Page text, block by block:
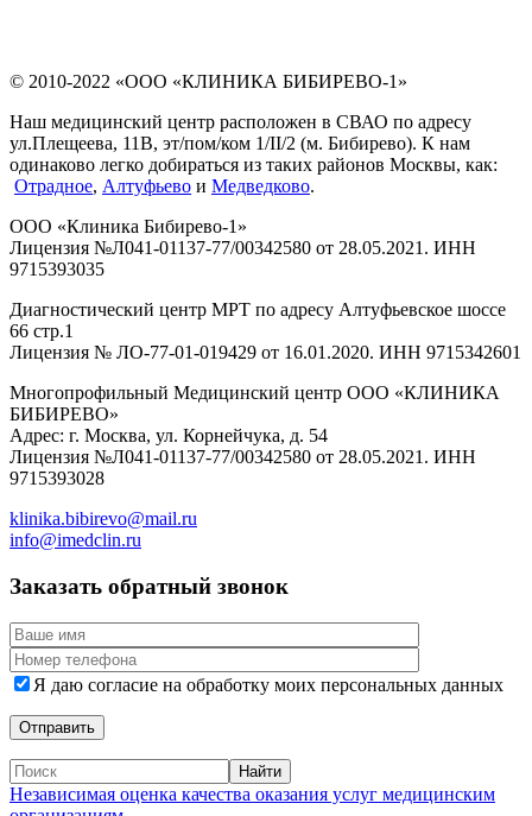
© 2010-2022 «ООО «КЛИНИКА БИБИРЕВО-1»
Наш медицинский центр расположен в СВАО по адресу
ул.Плещеева, 11В, эт/пом/ком 1/II/2 (м. Бибирево). К нам
одинаково легко добираться из таких районов Москвы, как:
Отрадное, Алтуфьево и Медведково.
ООО «Клиника Бибирево-1»
Лицензия №Л041-01137-77/00342580 от 28.05.2021. ИНН
9715393035
Диагностический центр МРТ по адресу Алтуфьевское шоссе
66 стр.1
Лицензия № ЛО-77-01-019429 от 16.01.2020. ИНН 9715342601
Многопрофильный Медицинский центр ООО «КЛИНИКА
БИБИРЕВО»
Адрес: г. Москва, ул. Корнейчука, д. 54
Лицензия №Л041-01137-77/00342580 от 28.05.2021. ИНН
9715393028
klinika.bibirevo@mail.ru
info@imedclin.ru
Заказать обратный звонок
Я даю согласие на обработку моих персональных данных
Независимая оценка качества оказания услуг медицинским